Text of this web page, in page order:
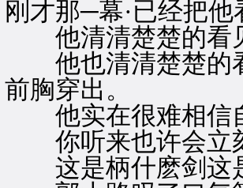
刚才那─幕·已经把
他清清楚楚的看见
他也清清楚楚的看
前胸穿出。
他实在很难相信
你听来也许会立
这是柄什麽剑这